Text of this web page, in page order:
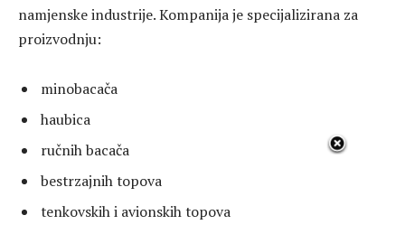
namjenske industrije. Kompanija je specijalizirana za
proizvodnju:
minobacača
haubica
ručnih bacača
bestrzajnih topova
tenkovskih i avionskih topova